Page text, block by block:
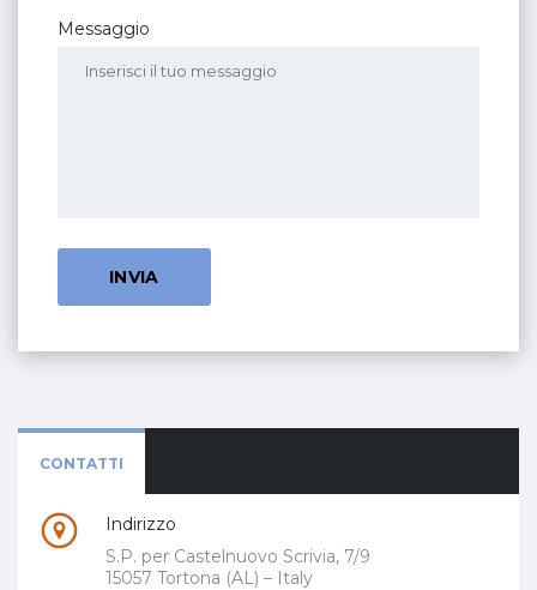
Messaggio
CONTATTI
Indirizzo
S.P. per Castelnuovo Scrivia, 7/9
15057 Tortona (AL) – Italy